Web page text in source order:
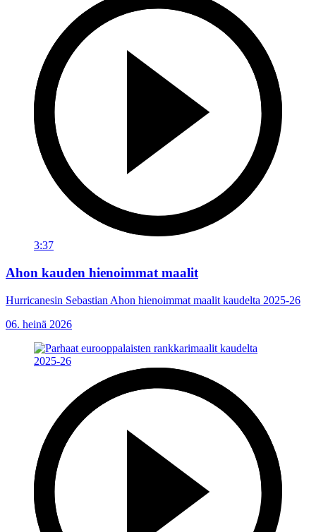
3:37
Ahon kauden hienoimmat maalit
Hurricanesin Sebastian Ahon hienoimmat maalit kaudelta 2025-26
06. heinä 2026